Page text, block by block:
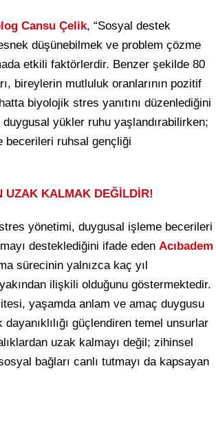
Cansu Çelik, “Sosyal destek
düşünebilmek ve problem çözme
etkili faktörlerdir. Benzer şekilde 80
bireylerin mutluluk oranlarının pozitif
biyolojik stres yanıtını düzenlediğini
yükler ruhu yaşlandırabilirken;
becerileri ruhsal gençliği
UZAK KALMAK DEĞİLDİR!
yönetimi, duygusal işleme becerileri
desteklediğini ifade eden Acıbadem
sürecinin yalnızca kaç yıl
ilişkili olduğunu göstermektedir.
yaşamda anlam ve amaç duygusu
güçlendiren temel unsurlar
uzak kalmayı değil; zihinsel
bağları canlı tutmayı da kapsayan